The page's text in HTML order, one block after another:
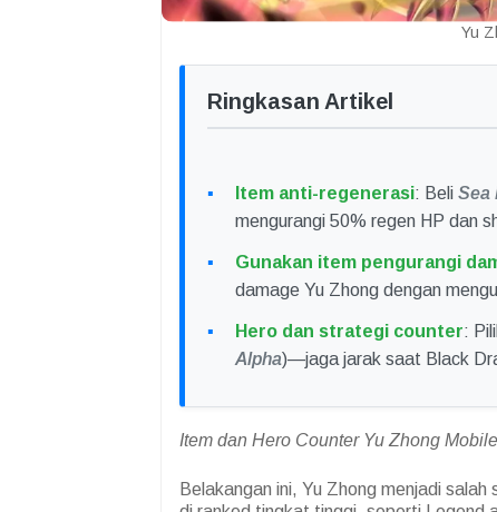
Yu
Ringkasan Artikel
Item anti-regenerasi: Beli Sea
mengurangi 50% regen HP dan
Gunakan item pengurangi
damage Yu Zhong dengan
Hero dan strategi counter:
Alpha)—jaga jarak saat Black
Item dan Hero Counter Yu Zhong
Belakangan ini, Yu Zhong menjadi salah